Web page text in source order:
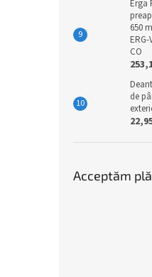
Erga
650
ERG-
CO
de
Acceptăm